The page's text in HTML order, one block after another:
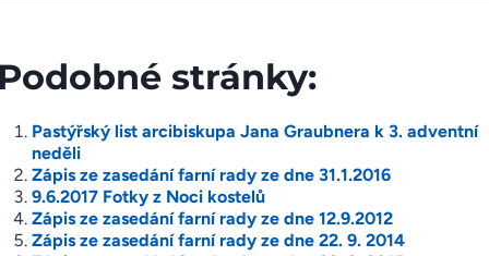
stránky:
Pastýřský list arcibiskupa Jana Graubnera k 3. adventní
neděli
Zápis ze zasedání farní rady ze dne 31.1.2016
9.6.2017 Fotky z Noci kostelů
Zápis ze zasedání farní rady ze dne 12.9.2012
Zápis ze zasedání farní rady ze dne 22. 9. 2014